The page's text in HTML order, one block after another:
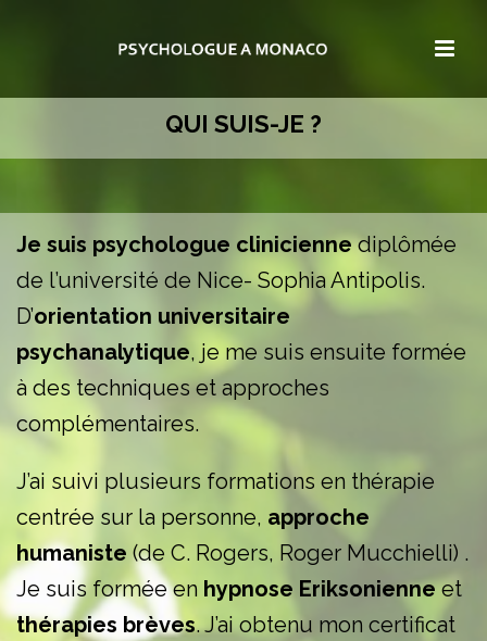
QUI SUIS-JE ?
Je suis psychologue cliniciennediplômée
de l’université de Nice- Sophia Antipolis.
D’orientation universitaire
psychanalytique, je me suis ensuite formée
à des techniques et approches
complémentaires.
J’ai suivi plusieurs formations en thérapie
centrée sur la personne, approche
humaniste (de C. Rogers, Roger Mucchielli) .
Je suis formée en hypnose Eriksonienneet
thérapies brèves. J’ai obtenu mon certificat